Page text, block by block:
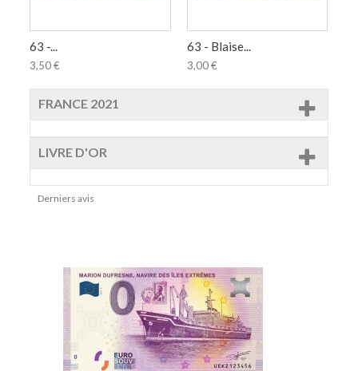
63 -...
3,50 €
63 - Blaise...
3,00 €
FRANCE 2021
LIVRE D'OR
Derniers avis